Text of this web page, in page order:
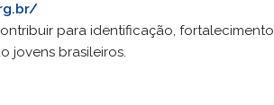
para identificação,
jovens brasileiros.